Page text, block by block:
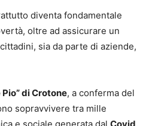
diventa fondamentale
oltre ad assicurare un
sia da parte di aziende,
di Crotone, a conferma del
sopravvivere tra mille